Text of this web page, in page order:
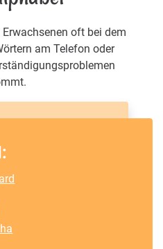
oft bei dem
am Telefon oder